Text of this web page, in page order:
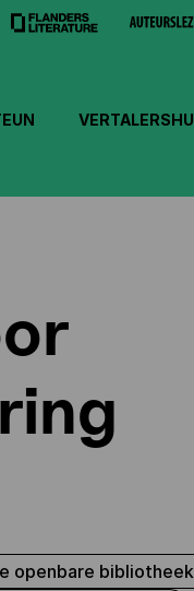
openbare